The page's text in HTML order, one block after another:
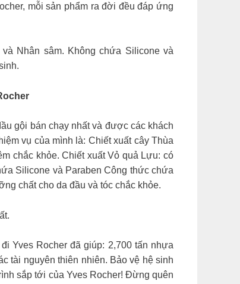
mỗi sản phẩm ra đời đều đáp ứng
Nhân sâm. Không chứa Silicone và
gội bán chạy nhất và được các khách
vụ của mình là: Chiết xuất cây Thùa
chắc khỏe. Chiết xuất Vỏ quả Lựu: có
Silicone và Paraben Công thức chứa
chất cho da đầu và tóc chắc khỏe.
Yves Rocher đã giúp: 2,700 tấn nhựa
tài nguyên thiên nhiên. Bảo vệ hệ sinh
sắp tới của Yves Rocher! Đừng quên